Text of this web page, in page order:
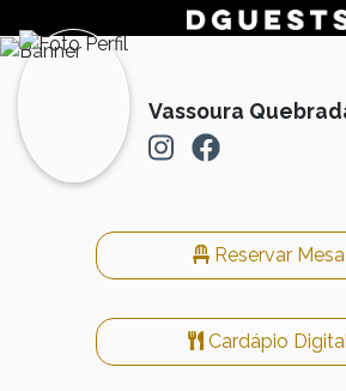
Vassoura
Reservar Mesa
Cardápio